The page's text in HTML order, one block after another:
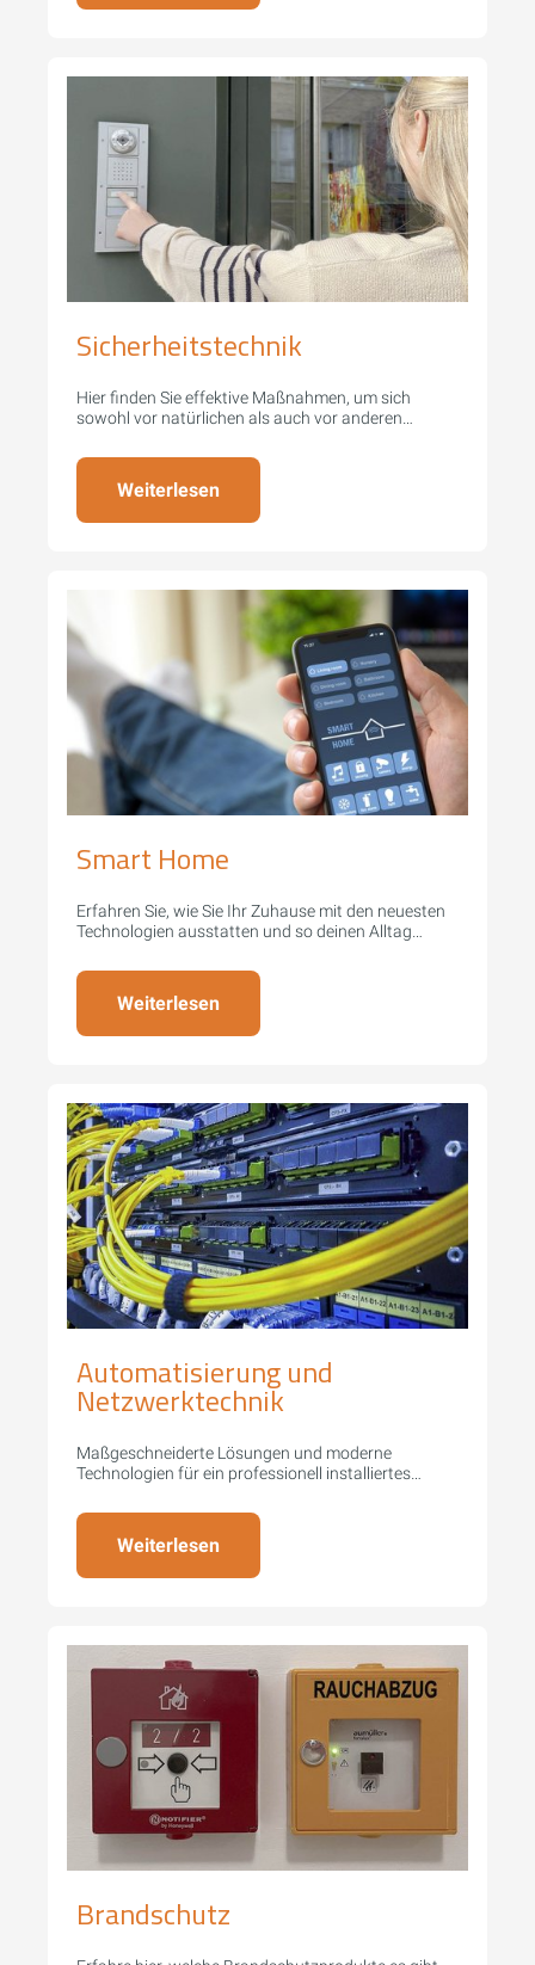
Sicherheitstechnik
Hier finden Sie effektive Maßnahmen, um sich
sowohl vor natürlichen als auch vor anderen
Weiterlesen
Smart Home
Erfahren Sie, wie Sie Ihr Zuhause mit den neuesten
Technologien ausstatten und so deinen Alltag
Weiterlesen
Automatisierung und
Netzwerktechnik
Maßgeschneiderte Lösungen und moderne
Technologien für ein professionell installiertes
Weiterlesen
Brandschutz